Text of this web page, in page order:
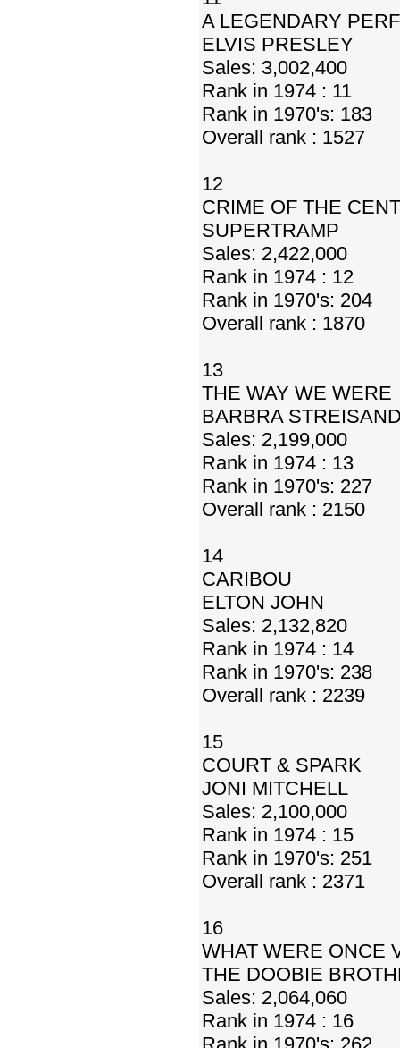
A LEGENDARY
ELVIS PRESLEY
Sales: 3,002,400
Rank in 1974 : 11
Rank in 1970's: 183
Overall rank : 1527
12
CRIME OF THE
SUPERTRAMP
Sales: 2,422,000
Rank in 1974 : 12
Rank in 1970's: 204
Overall rank : 1870
13
THE WAY WE WERE
BARBRA
Sales: 2,199,000
Rank in 1974 : 13
Rank in 1970's: 227
Overall rank : 2150
14
CARIBOU
ELTON JOHN
Sales: 2,132,820
Rank in 1974 : 14
Rank in 1970's: 238
Overall rank : 2239
15
COURT & SPARK
JONI MITCHELL
Sales: 2,100,000
Rank in 1974 : 15
Rank in 1970's: 251
Overall rank : 2371
16
WHAT WERE ONCE
THE DOOBIE
Sales: 2,064,060
Rank in 1974 : 16